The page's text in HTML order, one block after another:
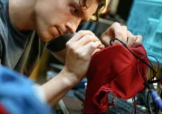
Ads